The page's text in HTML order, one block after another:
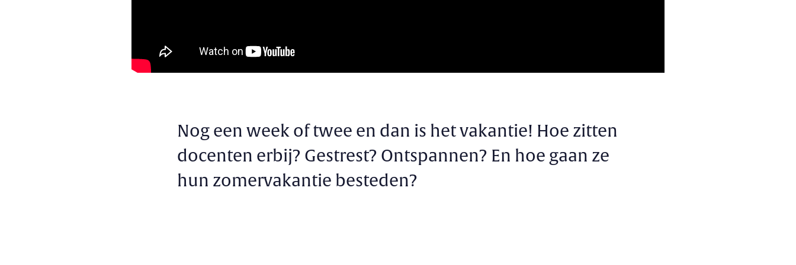
Nog een week of twee en dan is het vakantie! Hoe zitten
docenten erbij? Gestrest? Ontspannen? En hoe gaan ze
hun zomervakantie besteden?